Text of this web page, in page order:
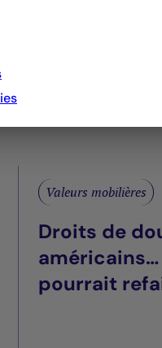
Valeurs mobilières
Droits de
pourrait